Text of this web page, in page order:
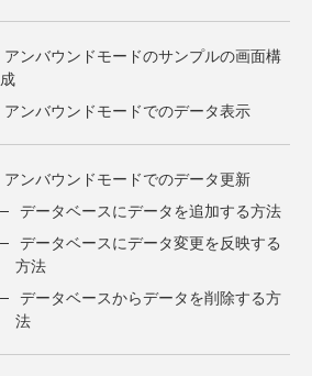
アンバウンドモードのサンプルの画面構
成
アンバウンドモードでのデータ表示
アンバウンドモードでのデータ更新
データベースにデータを追加する方法
データベースにデータ変更を反映する
方法
データベースからデータを削除する方
法